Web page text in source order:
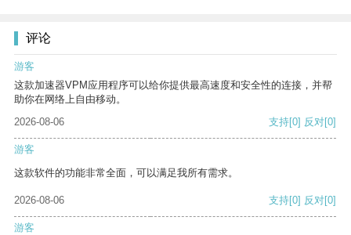
评论
游客
这款加速器VPM应用程序可以给你提供最高速度和安全性的连接，并帮
助你在网络上自由移动。
2026-08-06
支持[0] 反对[0]
游客
这款软件的功能非常全面，可以满足我所有需求。
2026-08-06 支持[0] 反对[0]
游客